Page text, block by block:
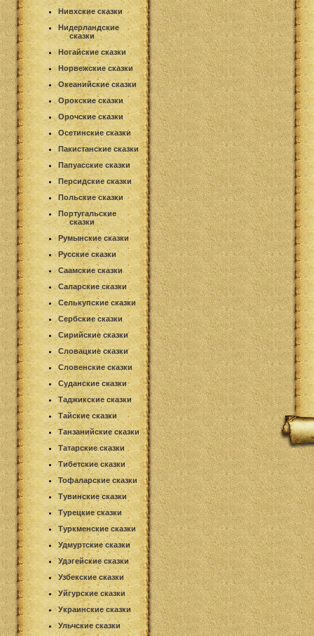
Нивхские сказки
Нидерландские
сказки
Ногайские сказки
Норвежские сказки
Океанийские сказки
Орокские сказки
Орочские сказки
Осетинские сказки
Пакистанские сказки
Папуасские сказки
Персидские сказки
Польские сказки
Португальские
сказки
Румынские сказки
Русские сказки
Саамские сказки
Саларские сказки
Селькупские сказки
Сербские сказки
Сирийские сказки
Словацкие сказки
Словенские сказки
Суданские сказки
Таджикские сказки
Тайские сказки
Танзанийские сказки
Татарские сказки
Тибетские сказки
Тофаларские сказки
Тувинские сказки
Турецкие сказки
Туркменские сказки
Удмуртские сказки
Удэгейские сказки
Узбекские сказки
Уйгурские сказки
Украинские сказки
Ульчские сказки